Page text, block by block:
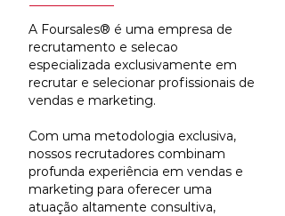
A Foursales® é uma empresa de
recrutamento e selecao
especializada exclusivamente em
recrutar e selecionar profissionais de
vendas e marketing.
Com uma metodologia exclusiva,
nossos recrutadores combinam
profunda experiência em vendas e
marketing para oferecer uma
atuação altamente consultiva,